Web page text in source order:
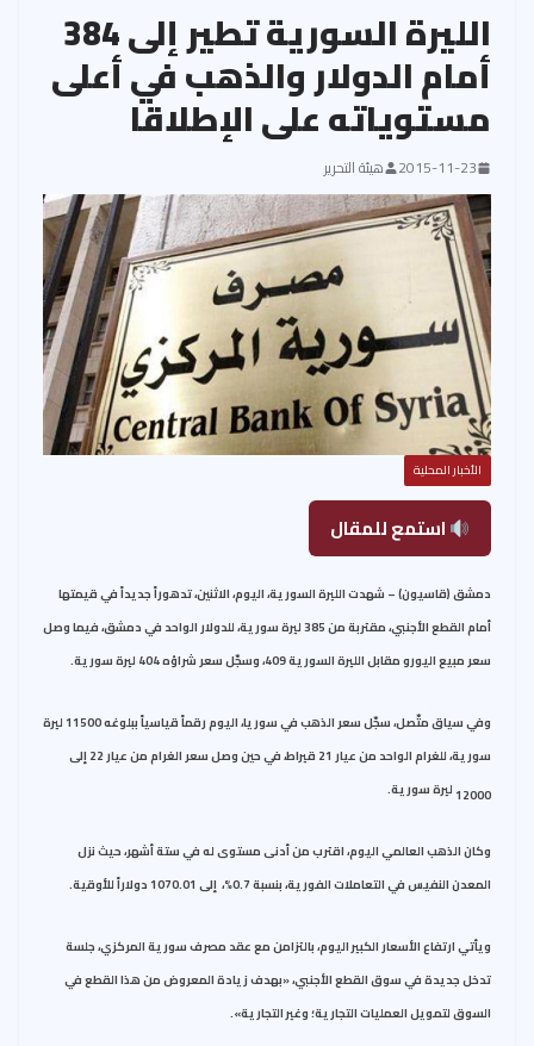
الليرة السورية تطير إلى 384
أمام الدولار والذهب في أعلى
مستوياته على الإطلاقا
2015-11-23 هيئة التحرير
الأخبار المحلية
استمع للمقال
دمشق (قاسيون) – شهدت الليرة السورية، اليوم، الاثنين، تدهوراً جديداً في قيمتها
أمام القطع الأجنبي، مقتربة من 385 ليرة سورية، للدولار الواحد في دمشق، فيما وصل
سعر مبيع اليورو مقابل الليرة السورية 409، وسجّل سعر شراؤه 404 ليرة سورية.
وفي سياق متّصل، سجّل سعر الذهب في سوريا، اليوم رقماً قياسياً ببلوغه 11500 ليرة
سورية، للغرام الواحد من عيار 21 قيراط، في حين وصل سعر الغرام من عيار 22 إلى
12000 ليرة سورية.
وكان الذهب العالمي اليوم، اقترب من أدنى مستوى له في ستة أشهر، حيث نزل
المعدن النفيس في التعاملات الفورية، بنسبة 0.7%، إلى 1070.01 دولاراً للأوقية.
ويأتي ارتفاع الأسعار الكبير اليوم، بالتزامن مع عقد مصرف سورية المركزي، جلسة
تدخل جديدة في سوق القطع الأجنبي، «بهدف زيادة المعروض من هذا القطع في
السوق لتمويل العمليات التجارية؛ وغير التجارية».